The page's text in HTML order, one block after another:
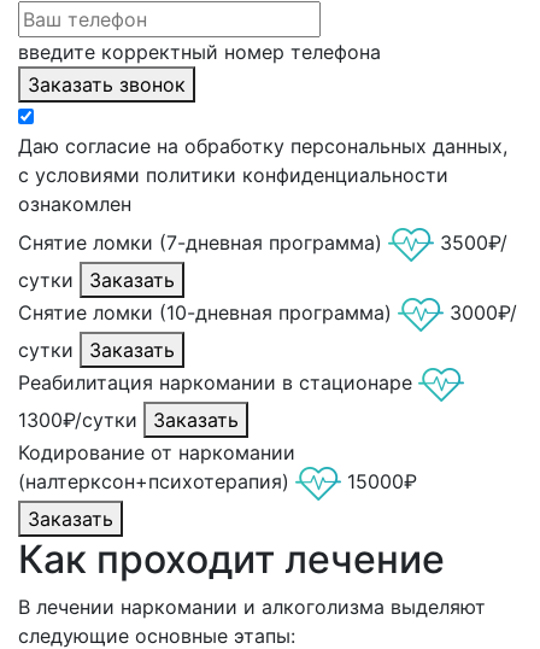
введите корректный номер телефона
Заказать звонок
Даю согласие на обработку персональных данных,
с условиями политики конфиденциальности
ознакомлен
Снятие ломки (7-дневная программа)
3500₽/
сутки
Заказать
Снятие ломки (10-дневная программа)
3000₽/
сутки
Заказать
Реабилитация наркомании в стационаре
1300₽/сутки
Заказать
Кодирование от наркомании
(налтерксон+психотерапия)
15000₽
Заказать
Как проходит лечение
В лечении наркомании и алкоголизма выделяют
следующие основные этапы: